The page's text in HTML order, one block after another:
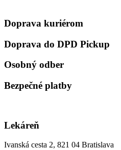
Doprava kuriérom
Doprava do DPD Pickup
Osobný odber
Bezpečné platby
Lekáreň
Ivanská cesta 2, 821 04 Bratislava